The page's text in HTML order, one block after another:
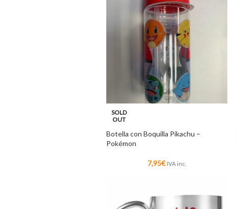
SOLD
OUT
Botella con Boquilla Pikachu –
Pokémon
7,95€ IVA inc.